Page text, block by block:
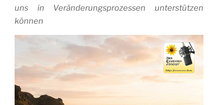
uns in Veränderungsprozessen unterstützen
können